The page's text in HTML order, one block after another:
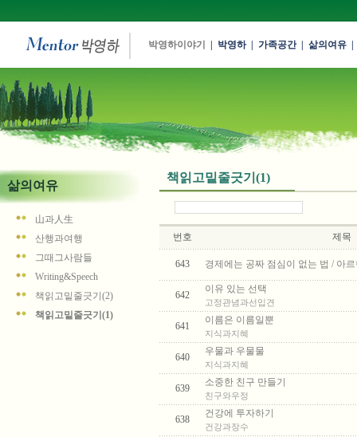
삶의여유
山과人生
산행과여행
그때그사람들
Writing&Speech
책읽고밑줄긋기(2)
책읽고밑줄긋기(1)
책읽고밑줄긋기(1)
번호 제목
643 경제에는 공짜 점심이 없는 법 / 아
642
이유 있는 선택
고정관념과선입견
641
이름은 이름일뿐
지식과지혜
640
우물과 우물물
지식과지혜
639
소중한 친구 만들기
친구와우정
638
건강에 투자하기
건강과장수
박영하이야기 박영하 가족공간 삶의여유